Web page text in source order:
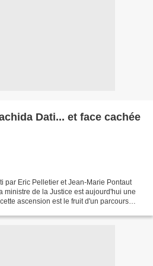
Dati... et face cachée
par Eric Pelletier et Jean-Marie Pontaut
ministre de la Justice est aujourd'hui une
ascension est le fruit d'un parcours